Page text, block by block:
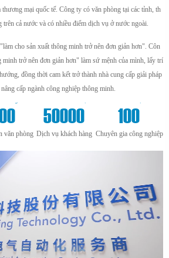
mại quốc tế. Công ty có văn phòng tại các tỉnh, th
trên cả nước và có nhiều điểm dịch vụ ở nước ngoài.
cho sản xuất thông minh trở nên đơn giản hơn". Côn
trở nên đơn giản hơn" làm sứ mệnh của mình, lấy trí
đồng thời cam kết trở thành nhà cung cấp giải pháp
cấp ngành công nghiệp thông minh.
m²
văn phòng
50000
+
Dịch vụ khách hàng
100
+
Chuyên gia công nghiệp